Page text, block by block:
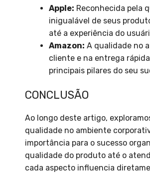
Apple: Reconhecida pela
inigualável de seus
até a experiência do
Amazon: A qualidade no
cliente e na entrega
principais pilares do seu
CONCLUSÃO
Ao longo deste artigo,
qualidade no ambiente
importância para o sucesso
qualidade do produto até o
cada aspecto influencia